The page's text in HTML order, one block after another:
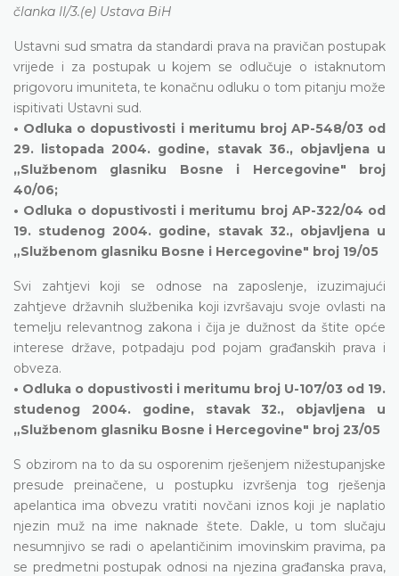
članka II/3.(e) Ustava BiH
Ustavni sud smatra da standardi prava na pravičan postupak
vrijede i za postupak u kojem se odlučuje o istaknutom
prigovoru imuniteta, te konačnu odluku o tom pitanju može
ispitivati Ustavni sud.
• Odluka o dopustivosti i meritumu broj AP-548/03 od
29. listopada 2004. godine, stavak 36., objavljena u
„Službenom glasniku Bosne i Hercegovine" broj
40/06;
• Odluka o dopustivosti i meritumu broj AP-322/04 od
19. studenog 2004. godine, stavak 32., objavljena u
„Službenom glasniku Bosne i Hercegovine" broj 19/05
Svi zahtjevi koji se odnose na zaposlenje, izuzimajući
zahtjeve državnih službenika koji izvršavaju svoje ovlasti na
temelju relevantnog zakona i čija je dužnost da štite opće
interese države, potpadaju pod pojam građanskih prava i
obveza.
• Odluka o dopustivosti i meritumu broj U-107/03 od 19.
studenog 2004. godine, stavak 32., objavljena u
„Službenom glasniku Bosne i Hercegovine" broj 23/05
S obzirom na to da su osporenim rješenjem nižestupanjske
presude preinačene, u postupku izvršenja tog rješenja
apelantica ima obvezu vratiti novčani iznos koji je naplatio
njezin muž na ime naknade štete. Dakle, u tom slučaju
nesumnjivo se radi o apelantičinim imovinskim pravima, pa
se predmetni postupak odnosi na njezina građanska prava,